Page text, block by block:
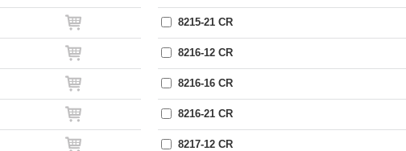
8215-21 CR
8216-12 CR
8216-16 CR
8216-21 CR
8217-12 CR